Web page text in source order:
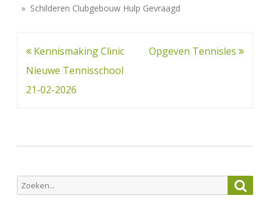
» Schilderen Clubgebouw Hulp Gevraagd
Bericht
navigatie
Kennismaking Clinic
Nieuwe Tennisschool
21-02-2026
Opgeven Tennisles
Zoeken
naar: